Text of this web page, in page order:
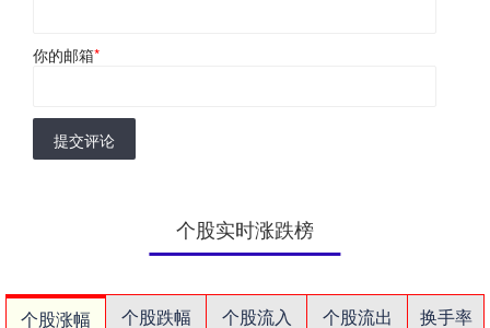
你的邮箱*
提交评论
个股实时涨跌榜
个股涨幅 个股跌幅 个股流入 个股流出
换手率